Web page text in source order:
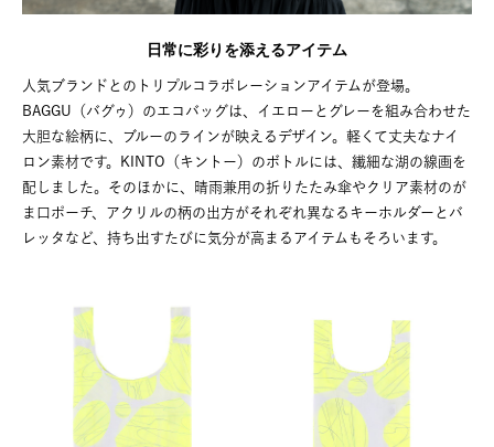
日常に彩りを添えるアイテム
人気ブランドとのトリプルコラボレーションアイテムが登場。
BAGGU（バグゥ）のエコバッグは、イエローとグレーを組み合わせた
大胆な絵柄に、ブルーのラインが映えるデザイン。軽くて丈夫なナイ
ロン素材です。KINTO（キントー）のボトルには、繊細な湖の線画を
配しました。そのほかに、晴雨兼用の折りたたみ傘やクリア素材のが
ま口ポーチ、アクリルの柄の出方がそれぞれ異なるキーホルダーとバ
レッタなど、持ち出すたびに気分が高まるアイテムもそろいます。